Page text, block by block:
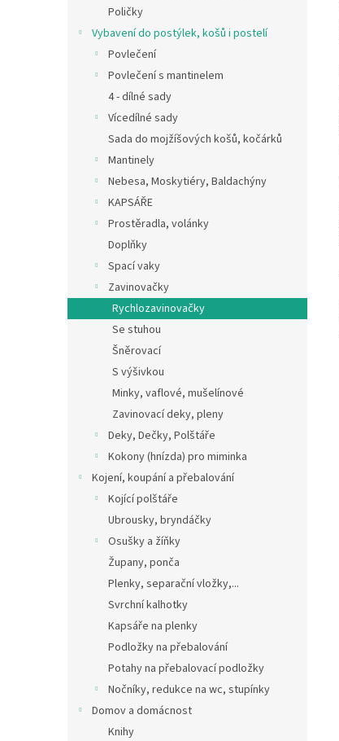
Poličky
Vybavení do postýlek, košů i postelí
Povlečení
Povlečení s mantinelem
4 - dílné sady
Vícedílné sady
Sada do mojžíšových košů, kočárků
Mantinely
Nebesa, Moskytiéry, Baldachýny
KAPSÁŘE
Prostěradla, volánky
Doplňky
Spací vaky
Zavinovačky
Rychlozavinovačky
Se stuhou
Šněrovací
S výšivkou
Minky, vaflové, mušelínové
Zavinovací deky, pleny
Deky, Dečky, Polštáře
Kokony (hnízda) pro miminka
Kojení, koupání a přebalování
Kojící polštáře
Ubrousky, bryndáčky
Osušky a žíňky
Župany, ponča
Plenky, separační vložky,...
Svrchní kalhotky
Kapsáře na plenky
Podložky na přebalování
Potahy na přebalovací podložky
Nočníky, redukce na wc, stupínky
Domov a domácnost
Knihy